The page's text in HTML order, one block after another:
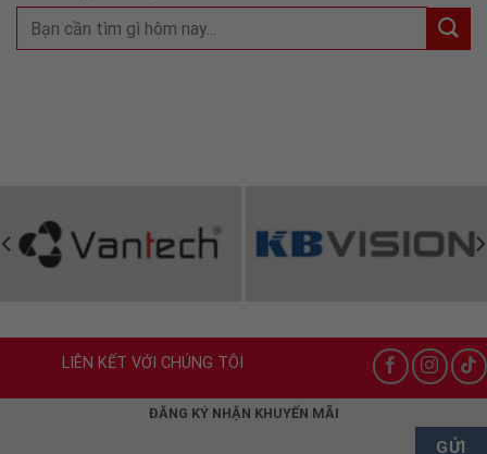
LIÊN KẾT VỚI CHÚNG TÔI
ĐĂNG KÝ NHẬN KHUYẾN MÃI